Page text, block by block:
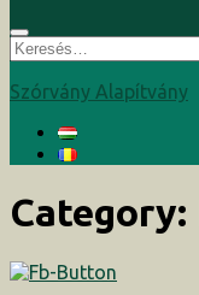
Keresés:
Szórvány Alapítvány
Category: